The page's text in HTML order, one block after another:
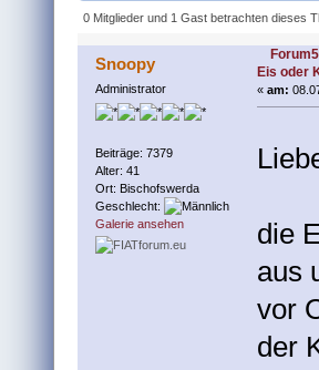
7899 mal)
0 Mitglieder und 1 Gast betrachten dieses
Snoopy
Administrator
Beiträge: 7379
Alter: 41
Ort: Bischofswerda
Geschlecht:
Galerie ansehen
Eis oder
«am:
die
aus
vor
der